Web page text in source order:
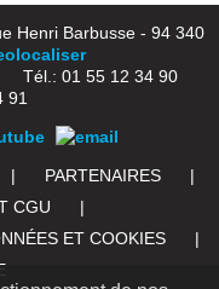
Henri Barbusse - 94 340
55 12 34 90
91
| PARTENAIRES
|
CGU
|
ET COOKIES
|